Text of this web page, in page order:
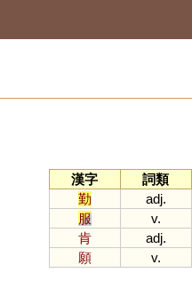
漢字
詞類
勤
adj.
服
v.
肯
adj.
願
v.